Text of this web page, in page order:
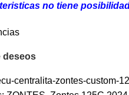
no tiene
deseos
centralita-zontes-custom-